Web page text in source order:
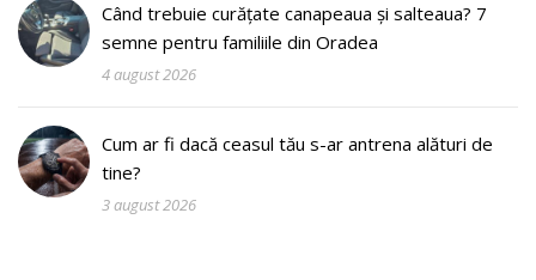
Când trebuie curățate canapeaua și salteaua? 7
semne pentru familiile din Oradea
4 august 2026
Cum ar fi dacă ceasul tău s-ar antrena alături de
tine?
3 august 2026